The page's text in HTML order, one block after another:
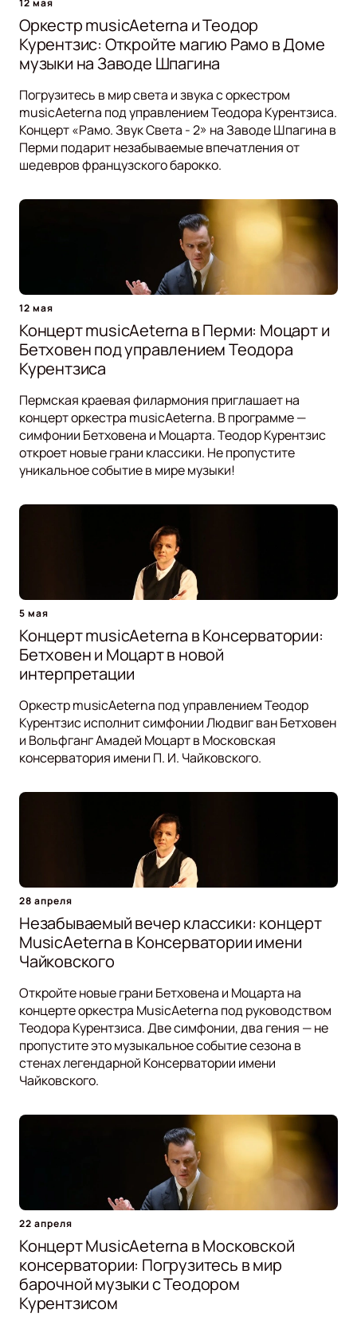
12 мая
Оркестр musicAeterna и Теодор
Курентзис: Откройте магию Рамо в Доме
музыки на Заводе Шпагина
Погрузитесь в мир света и звука с оркестром
musicAeterna под управлением Теодора Курентзиса.
Концерт «Рамо. Звук Света - 2» на Заводе Шпагина в
Перми подарит незабываемые впечатления от
шедевров французского барокко.
12 мая
Концерт musicAeterna в Перми: Моцарт и
Бетховен под управлением Теодора
Курентзиса
Пермская краевая филармония приглашает на
концерт оркестра musicAeterna. В программе —
симфонии Бетховена и Моцарта. Теодор Курентзис
откроет новые грани классики. Не пропустите
уникальное событие в мире музыки!
5 мая
Концерт musicAeterna в Консерватории:
Бетховен и Моцарт в новой
интерпретации
Оркестр musicAeterna под управлением Теодор
Курентзис исполнит симфонии Людвиг ван Бетховен
и Вольфганг Амадей Моцарт в Московская
консерватория имени П. И. Чайковского.
28 апреля
Незабываемый вечер классики: концерт
MusicAeterna в Консерватории имени
Чайковского
Откройте новые грани Бетховена и Моцарта на
концерте оркестра MusicAeterna под руководством
Теодора Курентзиса. Две симфонии, два гения — не
пропустите это музыкальное событие сезона в
стенах легендарной Консерватории имени
Чайковского.
22 апреля
Концерт MusicAeterna в Московской
консерватории: Погрузитесь в мир
барочной музыки с Теодором
Курентзисом